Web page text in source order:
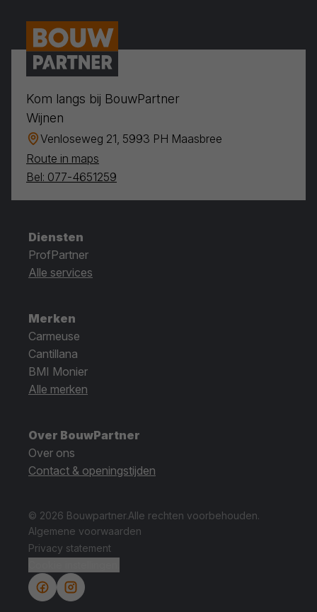
Kom langs bij BouwPartner
Wijnen
Venloseweg 21, 5993 PH Maasbree
Route in maps
Bel: 077-4651259
Diensten
ProfPartner
Alle services
Merken
Carmeuse
Cantillana
BMI Monier
Alle merken
Over BouwPartner
Over ons
Contact & openingstijden
© 2026 Bouwpartner.Alle rechten voorbehouden.
Algemene voorwaarden
Privacy statement